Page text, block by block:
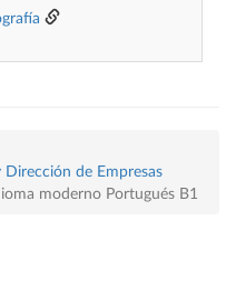
de Empresas
moderno Portugués B1